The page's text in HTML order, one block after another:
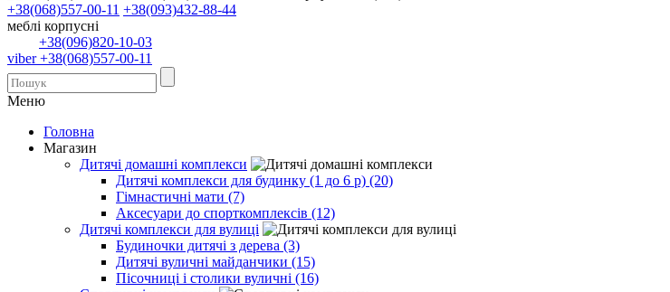
+38(068)557-00-11 +38(093)432-88-44
меблі корпусні
+38(096)820-10-03
viber +38(068)557-00-11
Меню
Головна
Магазин
Дитячі домашні комплекси
Дитячі комплекси для будинку (1 до 6 р) (20)
Гімнастичні мати (7)
Аксесуари до спорткомплексів (12)
Дитячі комплекси для вулиці
Будиночки дитячі з дерева (3)
Дитячі вуличні майданчики (15)
Пісочниці і столики вуличні (16)